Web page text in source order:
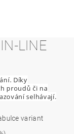
LINE
Díky
proudů či na
selhávají.
variant